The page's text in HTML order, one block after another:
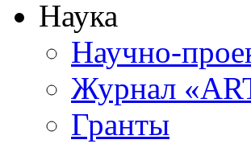
Наука
Научно-
Журнал
Гранты